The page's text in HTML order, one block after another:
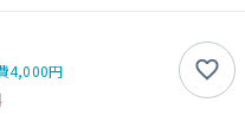
4,000円